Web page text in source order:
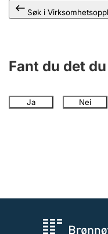
Søk i
Fant du det
Ja Nei